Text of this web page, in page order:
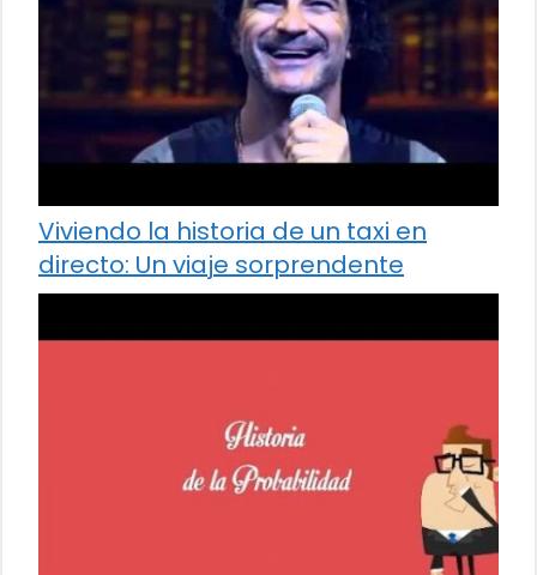
Viviendo la historia de un taxi en
directo: Un viaje sorprendente